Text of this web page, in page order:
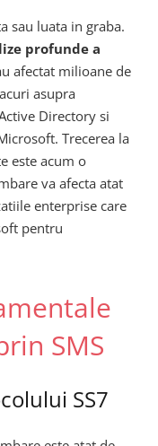
sau luata in graba.
profunde a
afectat milioane de
asupra
Directory si
Trecerea la
este acum o
va afecta atat
enterprise care
pentru
SMS
SS7